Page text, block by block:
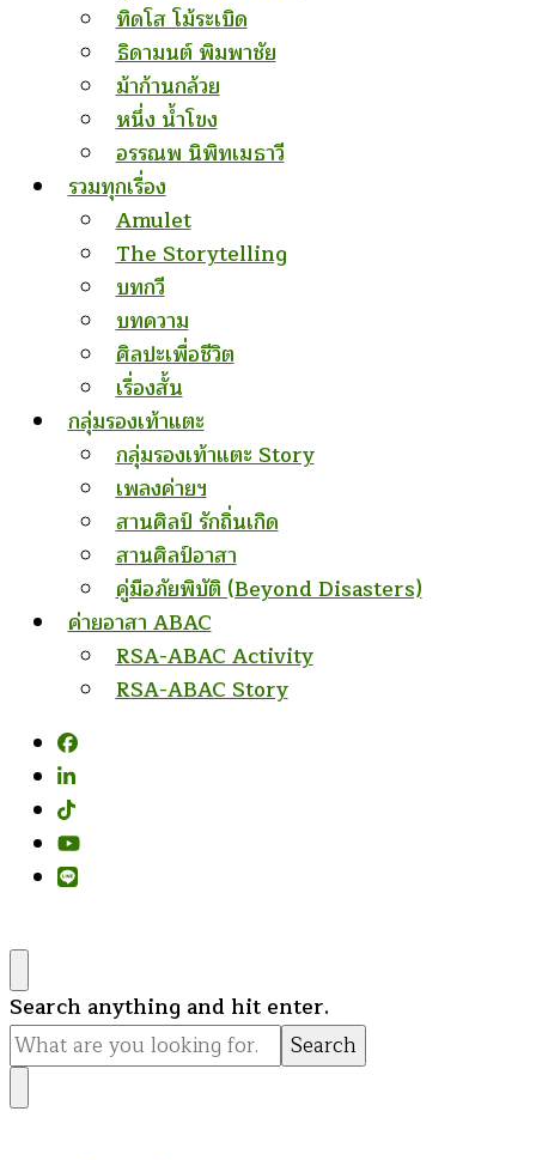
ทิดโส โม้ระเบิด
ธิดามนต์ พิมพาชัย
ม้าก้านกล้วย
หนึ่ง น้ำโขง
อรรณพ นิพิทเมธาวี
รวมทุกเรื่อง
Amulet
The Storytelling
บทกวี
บทความ
ศิลปะเพื่อชีวิต
เรื่องสั้น
กลุ่มรองเท้าแตะ
กลุ่มรองเท้าแตะ Story
เพลงค่ายฯ
สานศิลป์ รักถิ่นเกิด
สานศิลป์อาสา
คู่มือภัยพิบัติ (Beyond Disasters)
ค่ายอาสา ABAC
RSA-ABAC Activity
RSA-ABAC Story
Looking
for
Something?
Search anything and hit enter.